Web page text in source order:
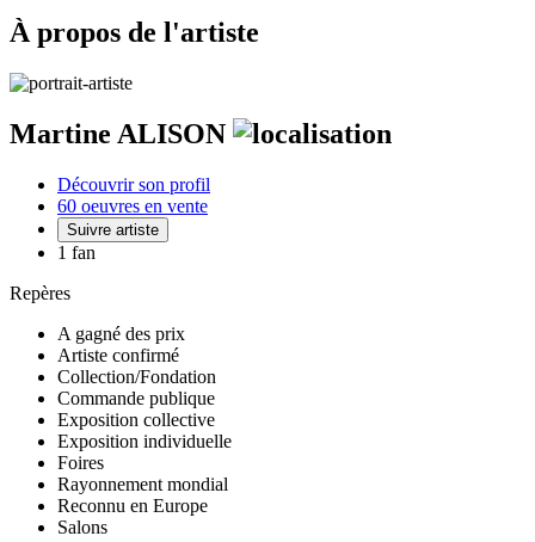
À propos de l'artiste
Martine ALISON
Découvrir son profil
60 oeuvres en vente
Suivre artiste
1 fan
Repères
A gagné des prix
Artiste confirmé
Collection/Fondation
Commande publique
Exposition collective
Exposition individuelle
Foires
Rayonnement mondial
Reconnu en Europe
Salons